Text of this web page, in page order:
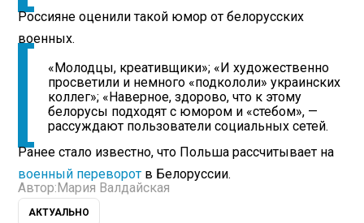
Россияне оценили такой юмор от белорусских
военных.
«Молодцы, креативщики»; «И художественно
просветили и немного «подкололи» украинских
коллег»; «Наверное, здорово, что к этому
белорусы подходят с юмором и «стебом», —
рассуждают пользователи социальных сетей.
Ранее стало известно, что Польша рассчитывает на
военный переворот в Белоруссии.
Автор:Мария Валдайская
АКТУАЛЬНО